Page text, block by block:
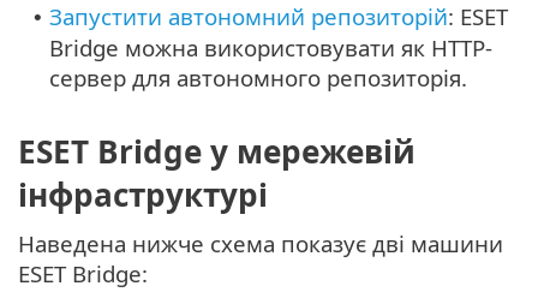
• Запустити автономний репозиторій: ESET
Bridge можна використовувати як HTTP-
сервер для автономного репозиторія.
ESET Bridge у мережевій
інфраструктурі
Наведена нижче схема показує дві машини
ESET Bridge: